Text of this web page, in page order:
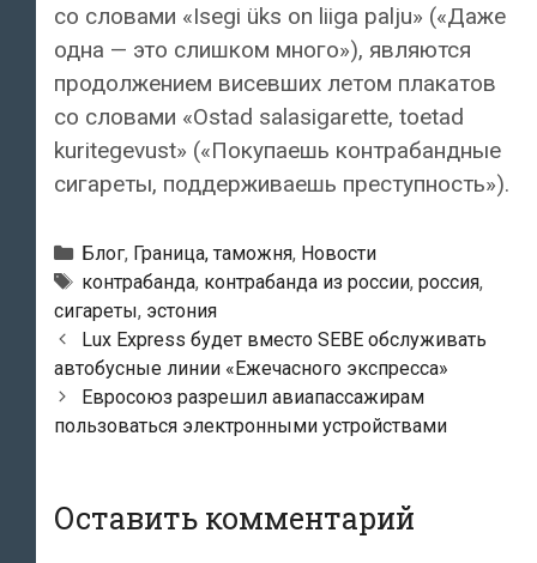
со словами «Isegi üks on liiga palju» («Даже
одна — это слишком много»), являются
продолжением висевших летом плакатов
со словами «Ostad salasigarette, toetad
kuritegevust» («Покупаешь контрабандные
сигареты, поддерживаешь преступность»).
Рубрики
Блог, Граница, таможня, Новости
Метки
контрабанда, контрабанда из россии, россия,
сигареты, эстония
Навигация
по
записям
Lux Express будет вместо SEBE обслуживать
автобусные линии «Ежечасного экспресса»
Евросоюз разрешил авиапассажирам
пользоваться электронными устройствами
Оставить комментарий